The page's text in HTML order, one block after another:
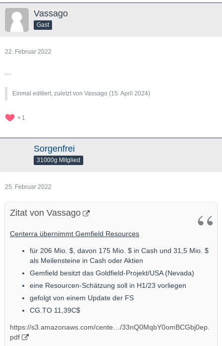
Vassago
Gast
22. Februar 2022
Einmal editiert, zuletzt von Vassago (15. April 2024)
1
Sorgenfrei
31000g Mitglied
25. Februar 2022
Zitat von Vassago
Centerra übernimmt Gemfield Resources
für 206 Mio. $, davon 175 Mio. $ in Cash und 31,5 Mio. $
als Meilensteine in Cash oder Aktien
Gemfield besitzt das Goldfield-Projekt/USA (Nevada)
eine Resourcen-Schätzung soll in H1/23 vorliegen
gefolgt von einem Update der FS
CG.TO 11,39C$
https://s3.amazonaws.com/cente…/33nQ0MqbY0omBCGbj0ep.
pdf